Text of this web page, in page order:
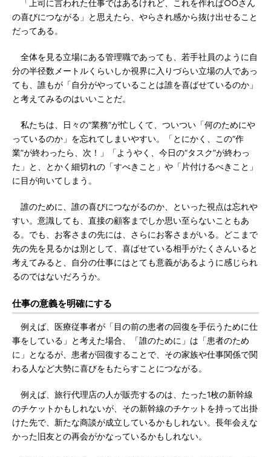
「上司に言われた仕事ではあるけれど、これを作れば○○さん
の喜びにつながる」と思えたら、やらされ感から抜け出せること
だってある。
全体を見る立場にある管理職であっても、若手社員のように自
分の半径数メートルくらいしか視界に入りづらい立場の人であっ
ても、誰もが「自分がやっていることは誰を喜ばせているのか」
と考えてみるのはいいことだ。
私たちは、日々の“業務”が忙しくて、ついつい「何のためにや
っているのか」を忘れてしまいやすい。「とにかく、この“作
業”が終わったら、次！」「ようやく、今日の“タスク”が終わっ
た」と、とかく細切れの「すべきこと」や「片付けるべきこと」
に目が向いてしまう。
誰のために、誰の喜びにつながるのか、といった視点は忘れや
すい。意識しても、直接の顧客までしか思い至らないこともあ
る。でも、お客さまの先には、さらにお客さまがいる。どこまで
先の先を見るかは別として、喜ばせている相手がたくさんいると
考えてみると、自分の仕事にはとても意義があるように感じられ
るのではないだろうか。
仕事の意義を明確にする
例えば、医療従事者が「目の前の患者の回復を手伝うために仕
事をしている」と考えた場合、「誰のために」は「患者のため
に」となるが、患者が回復することで、その家族や仕事関係で関
わる人など大勢に喜びをもたらすことにつながる。
例えば、旅行代理店の人が販売するのは、たった1枚の新幹線
のチケットかもしれないが、その新幹線のチケットを持って出掛
けた先で、新たな商談が成立しているかもしれない。長年会えな
かった旧友との再会がかなっているかもしれない。